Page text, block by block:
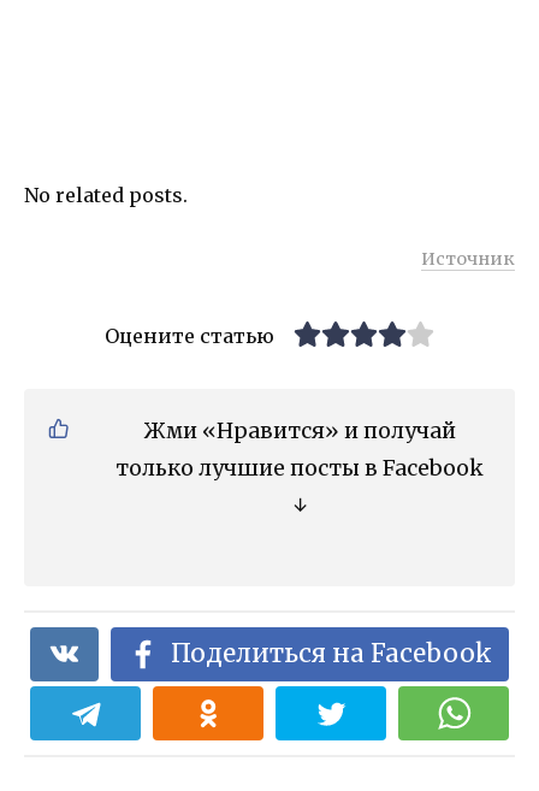
No related posts.
Источник
Оцените статью
Жми «Нравится» и получай
только лучшие посты в Facebook
↓
Поделиться на Facebook